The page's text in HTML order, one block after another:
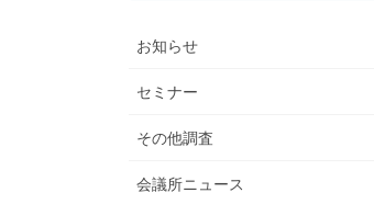
お知らせ
セミナー
その他調査
会議所ニュース